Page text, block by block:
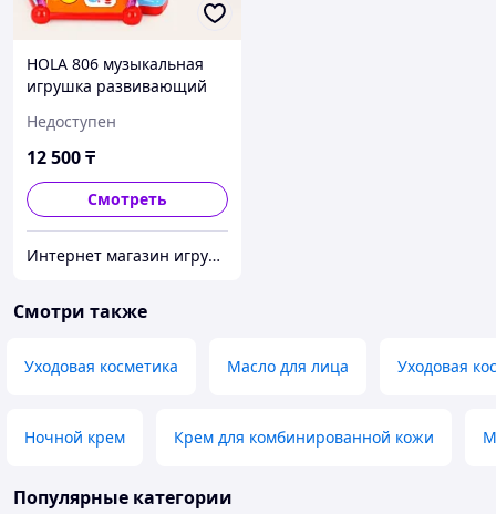
HOLA 806 музыкальная
игрушка развивающий
Недоступен
12 500₸
Смотреть
Интернет магазин игрушек poopsik.kz
Смотри также
Уходовая косметика Масло для лица Уходовая
Ночной крем Крем для комбинированной кожи
Популярные категории